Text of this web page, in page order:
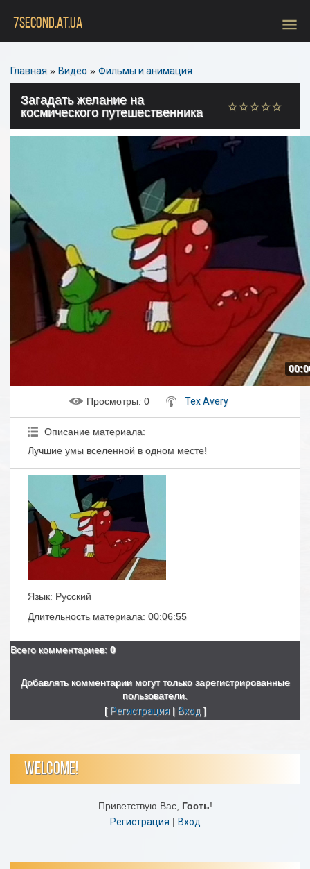
7SECOND.AT.UA menu
Главная » Видео » Фильмы и анимация
Загадать желание на
космического путешественника
Просмотры: 0 Tex Avery
Описание материала:
Лучшие умы вселенной в одном месте!
Язык: Русский
Длительность материала: 00:06:55
Всего комментариев: 0
Добавлять комментарии могут только зарегистрированные
пользователи.
[ Регистрация| Вход ]
WELCOME!
Приветствую Вас, Гость!
Регистрация | Вход